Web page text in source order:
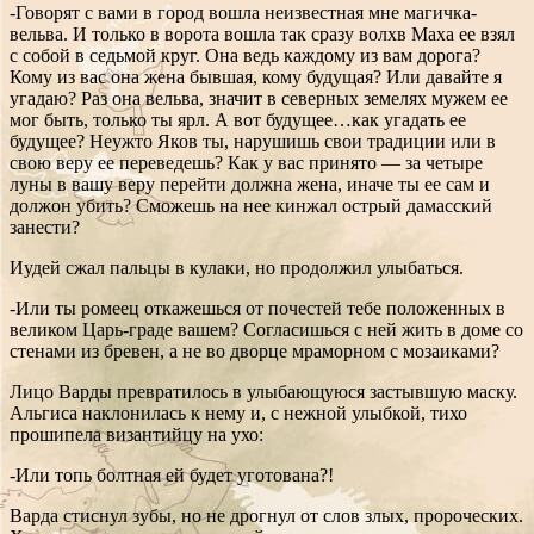
-Говорят с вами в город вошла неизвестная мне магичка-
вельва. И только в ворота вошла так сразу волхв Маха ее взял
с собой в седьмой круг. Она ведь каждому из вам дорога?
Кому из вас она жена бывшая, кому будущая? Или давайте я
угадаю? Раз она вельва, значит в северных земелях мужем ее
мог быть, только ты ярл. А вот будущее…как угадать ее
будущее? Неужто Яков ты, нарушишь свои традиции или в
свою веру ее переведешь? Как у вас принято — за четыре
луны в вашу веру перейти должна жена, иначе ты ее сам и
должон убить? Сможешь на нее кинжал острый дамасский
занести?
Иудей сжал пальцы в кулаки, но продолжил улыбаться.
-Или ты ромеец откажешься от почестей тебе положенных в
великом Царь-граде вашем? Согласишься с ней жить в доме со
стенами из бревен, а не во дворце мраморном с мозаиками?
Лицо Варды превратилось в улыбающуюся застывшую маску.
Альгиса наклонилась к нему и, с нежной улыбкой, тихо
прошипела византийцу на ухо:
-Или топь болтная ей будет уготована?!
Варда стиснул зубы, но не дрогнул от слов злых, пророческих.